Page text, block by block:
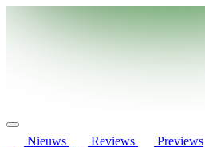
Nieuws Reviews Previews